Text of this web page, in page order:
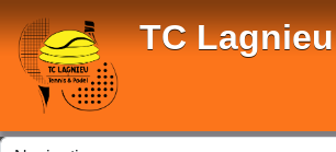
TC Lagnieu